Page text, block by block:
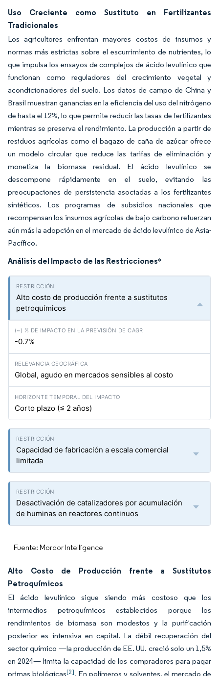
Uso Creciente como Sustituto en Fertilizantes
Tradicionales
Los agricultores enfrentan mayores costos de insumos y
normas más estrictas sobre el escurrimiento de nutrientes, lo
que impulsa los ensayos de complejos de ácido levulínico que
funcionan como reguladores del crecimiento vegetal y
acondicionadores del suelo. Los datos de campo de China y
Brasil muestran ganancias en la eficiencia del uso del nitrógeno
de hasta el 12%, lo que permite reducir las tasas de fertilizantes
mientras se preserva el rendimiento. La producción a partir de
residuos agrícolas como el bagazo de caña de azúcar ofrece
un modelo circular que reduce las tarifas de eliminación y
monetiza la biomasa residual. El ácido levulínico se
descompone rápidamente en el suelo, evitando las
preocupaciones de persistencia asociadas a los fertilizantes
sintéticos. Los programas de subsidios nacionales que
recompensan los insumos agrícolas de bajo carbono refuerzan
aún más la adopción en el mercado de ácido levulínico de Asia-
Pacífico.
Análisis del Impacto de las Restricciones*
Alto costo de producción frente a sustitutos
petroquímicos
-0.7%
Global, agudo en mercados sensibles al costo
Corto plazo (≤ 2 años)
Capacidad de fabricación a escala comercial
limitada
Desactivación de catalizadores por acumulación
de huminas en reactores continuos
Fuente: Mordor Intelligence
Alto Costo de Producción frente a Sustitutos
Petroquímicos
El ácido levulínico sigue siendo más costoso que los
intermedios petroquímicos establecidos porque los
rendimientos de biomasa son modestos y la purificación
posterior es intensiva en capital. La débil recuperación del
sector químico —la producción de EE. UU. creció solo un 1,5%
en 2024— limita la capacidad de los compradores para pagar
primas biológicas[2]. En polímeros y solventes, el mercado de